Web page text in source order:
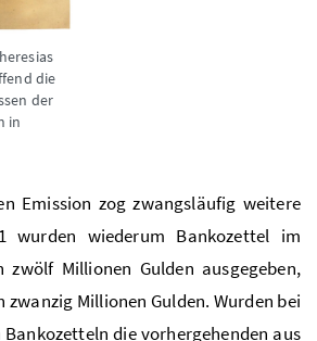
die
der
in
Emission zog zwangsläufig weitere
wiederum Bankozettel im
zwölf Millionen Gulden ausgegeben,
zwanzig Millionen Gulden. Wurden bei
die vorhergehenden aus